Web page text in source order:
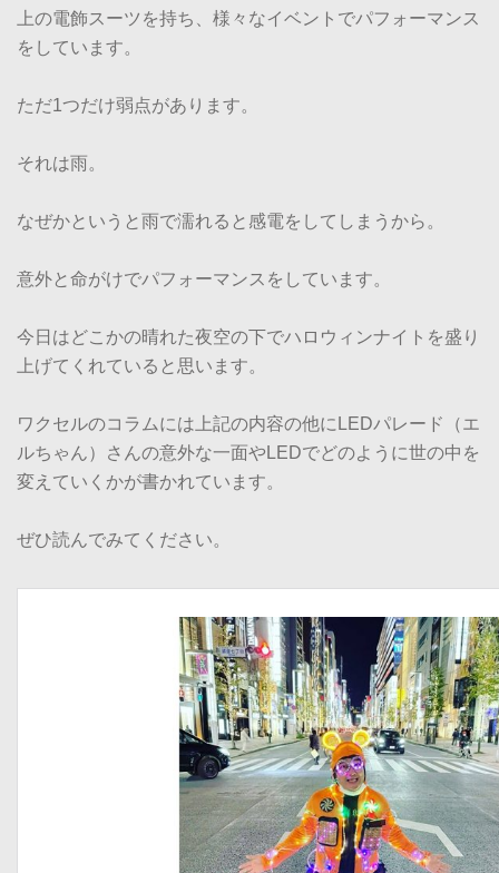
上の電飾スーツを持ち、様々なイベントでパフォーマンス
をしています。
ただ1つだけ弱点があります。
それは雨。
なぜかというと雨で濡れると感電をしてしまうから。
意外と命がけでパフォーマンスをしています。
今日はどこかの晴れた夜空の下でハロウィンナイトを盛り
上げてくれていると思います。
ワクセルのコラムには上記の内容の他にLEDパレード（エ
ルちゃん）さんの意外な一面やLEDでどのように世の中を
変えていくかが書かれています。
ぜひ読んでみてください。